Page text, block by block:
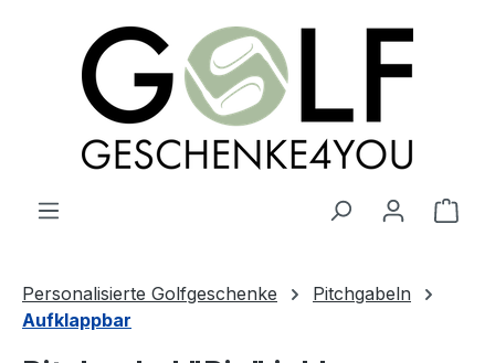
springen
Personalisierte Golfgeschenke
Pitchgabeln
Aufklappbar